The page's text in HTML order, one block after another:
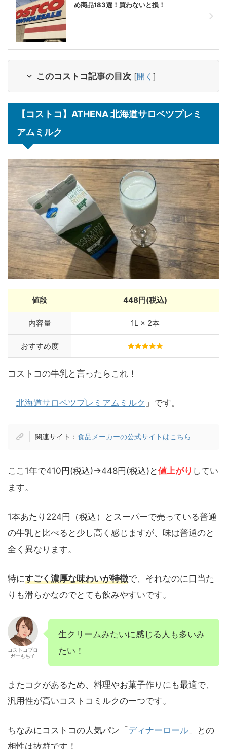
め商品183選！買わないと損！
このコストコ記事の目次 [開く ]
【コストコ】ATHENA 北海道サロベツプレミ
アムミルク
値段 448円(税込)
内容量 1L × 2本
おすすめ度
コストコの牛乳と言ったらこれ！
「北海道サロベツプレミアムミルク 」です。
関連サイト： 食品メーカーの公式サイトはこちら
ここ1年で410円(税込)→448円(税込)と値上がり してい
ます。
1本あたり224円（税込）とスーパーで売っている普通
の牛乳と比べると少し高く感じますが、味は普通のと
全く異なります。
特にすごく濃厚な味わいが特徴で、それなのに口当た
りも滑らかなのでとても飲みやすいです。
コストコブロ
ガーもち子
生クリームみたいに感じる人も多いみ
たい！
またコクがあるため、料理やお菓子作りにも最適で、
汎用性が高いコストコミルクの一つです。
ちなみにコストコの人気パン「ディナーロール 」との
相性は抜群です！